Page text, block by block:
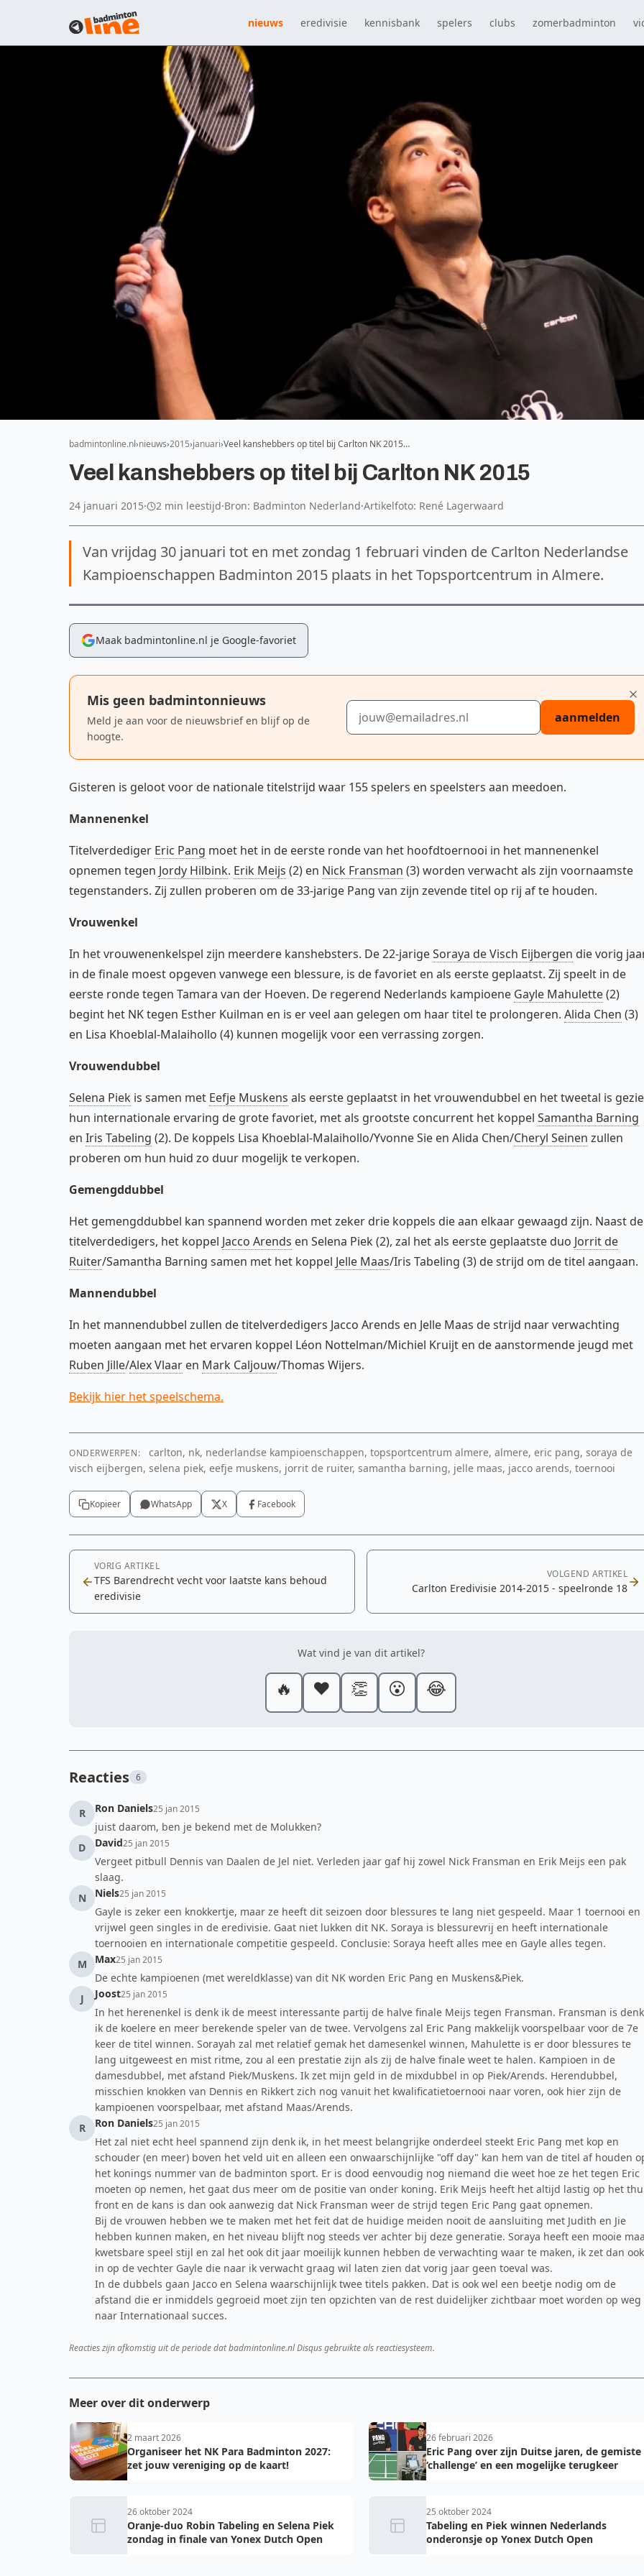
nieuws eredivisie kennisbank spelers clubs zomerbadminton
badmintonline.nl nieuws 2015 januari Veel kanshebbers op titel bij Carlton NK 2015…
Veel kanshebbers op titel bij Carlton NK 2015
24 januari 2015· 2 min leestijd·Bron: Badminton Nederland·Artikelfoto: René Lagerwaard
Van vrijdag 30 januari tot en met zondag 1 februari vinden de Carlton Nederlandse
Kampioenschappen Badminton 2015 plaats in het Topsportcentrum in Almere.
Maak badmintonline.nl je Google-favoriet
Mis geen badmintonnieuws
Meld je aan voor de nieuwsbrief en blijf op de
hoogte.
E-mailadres
aanmelden
Gisteren is geloot voor de nationale titelstrijd waar 155 spelers en speelsters aan meedoen.
Mannenenkel
Titelverdediger Eric Pang moet het in de eerste ronde van het hoofdtoernooi in het mannenenkel
opnemen tegen Jordy Hilbink. Erik Meijs (2) en Nick Fransman (3) worden verwacht als zijn voornaamste
tegenstanders. Zij zullen proberen om de 33-jarige Pang van zijn zevende titel op rij af te houden.
Vrouwenkel
In het vrouwenenkelspel zijn meerdere kanshebsters. De 22-jarigeSoraya de Visch Eijbergen die vorig
in de finale moest opgeven vanwege een blessure, is de favoriet en als eerste geplaatst. Zij speelt in de
eerste ronde tegen Tamara van der Hoeven. De regerend Nederlands kampioene Gayle Mahulette(2)
begint het NK tegen Esther Kuilman en is er veel aan gelegen om haar titel te prolongeren. Alida Chen (3)
en Lisa Khoeblal-Malaihollo (4) kunnen mogelijk voor een verrassing zorgen.
Vrouwendubbel
Selena Piek is samen met Eefje Muskens als eerste geplaatst in het vrouwendubbel en het tweetal is
hun internationale ervaring de grote favoriet, met als grootste concurrent het koppel Samantha Barning
en Iris Tabeling (2). De koppels Lisa Khoeblal-Malaihollo/Yvonne Sie en Alida Chen/Cheryl Seinen zullen
proberen om hun huid zo duur mogelijk te verkopen.
Gemengddubbel
Het gemengddubbel kan spannend worden met zeker drie koppels die aan elkaar gewaagd zijn. Naast de
titelverdedigers, het koppel Jacco Arends en Selena Piek (2), zal het als eerste geplaatste duo Jorrit de
Ruiter/Samantha Barning samen met het koppel Jelle Maas/Iris Tabeling (3) de strijd om de titel aangaan.
Mannendubbel
In het mannendubbel zullen de titelverdedigers Jacco Arends en Jelle Maas de strijd naar verwachting
moeten aangaan met het ervaren koppel Léon Nottelman/Michiel Kruijt en de aanstormende jeugd met
Ruben Jille/Alex Vlaar en Mark Caljouw/Thomas Wijers.
Bekijk hier het speelschema.
ONDERWERPEN:
carlton, nk, nederlandse kampioenschappen, topsportcentrum almere, almere, eric pang, soraya de
visch eijbergen, selena piek, eefje muskens, jorrit de ruiter, samantha barning, jelle maas, jacco arends, toernooi
Kopieer WhatsApp X Facebook
VORIG ARTIKEL
TFS Barendrecht vecht voor laatste kans behoud
eredivisie
VOLGEND ARTIKEL
Carlton Eredivisie 2014-2015 - speelronde 18
Wat vind je van dit artikel?
🔥 ❤️ 👏 😮 😂
Reacties 6
R Ron Daniels25 jan 2015
juist daarom, ben je bekend met de Molukken?
D
David25 jan 2015
Vergeet pitbull Dennis van Daalen de Jel niet. Verleden jaar gaf hij zowel Nick Fransman en Erik Meijs een pak
slaag.
N
Niels25 jan 2015
Gayle is zeker een knokkertje, maar ze heeft dit seizoen door blessures te lang niet gespeeld. Maar 1 toernooi en
vrijwel geen singles in de eredivisie. Gaat niet lukken dit NK. Soraya is blessurevrij en heeft internationale
toernooien en internationale competitie gespeeld. Conclusie: Soraya heeft alles mee en Gayle alles tegen.
M
Max25 jan 2015
De echte kampioenen (met wereldklasse) van dit NK worden Eric Pang en Muskens&Piek.
J
Joost25 jan 2015
In het herenenkel is denk ik de meest interessante partij de halve finale Meijs tegen Fransman. Fransman is denk
ik de koelere en meer berekende speler van de twee. Vervolgens zal Eric Pang makkelijk voorspelbaar voor de 7e
keer de titel winnen. Sorayah zal met relatief gemak het damesenkel winnen, Mahulette is er door blessures te
lang uitgeweest en mist ritme, zou al een prestatie zijn als zij de halve finale weet te halen. Kampioen in de
damesdubbel, met afstand Piek/Muskens. Ik zet mijn geld in de mixdubbel in op Piek/Arends. Herendubbel,
misschien knokken van Dennis en Rikkert zich nog vanuit het kwalificatietoernooi naar voren, ook hier zijn de
kampioenen voorspelbaar, met afstand Maas/Arends.
R
Ron Daniels25 jan 2015
Het zal niet echt heel spannend zijn denk ik, in het meest belangrijke onderdeel steekt Eric Pang met kop en
schouder (en meer) boven het veld uit en alleen een onwaarschijnlijke "off day" kan hem van de titel af houden
het konings nummer van de badminton sport. Er is dood eenvoudig nog niemand die weet hoe ze het tegen Eric
moeten op nemen, het gaat dus meer om de positie van onder koning. Erik Meijs heeft het altijd lastig op het
front en de kans is dan ook aanwezig dat Nick Fransman weer de strijd tegen Eric Pang gaat opnemen.
Bij de vrouwen hebben we te maken met het feit dat de huidige meiden nooit de aansluiting met Judith en Jie
hebben kunnen maken, en het niveau blijft nog steeds ver achter bij deze generatie. Soraya heeft een mooie
kwetsbare speel stijl en zal het ook dit jaar moeilijk kunnen hebben de verwachting waar te maken, ik zet dan ook
in op de vechter Gayle die naar ik verwacht graag wil laten zien dat vorig jaar geen toeval was.
In de dubbels gaan Jacco en Selena waarschijnlijk twee titels pakken. Dat is ook wel een beetje nodig om de
afstand die er inmiddels gegroeid moet zijn ten opzichten van de rest duidelijker zichtbaar moet worden op weg
naar Internationaal succes.
Reacties zijn afkomstig uit de periode dat badmintonline.nl Disqus gebruikte als reactiesysteem.
Meer over dit onderwerp
2 maart 2026
Organiseer het NK Para Badminton 2027:
zet jouw vereniging op de kaart!
26 februari 2026
Eric Pang over zijn Duitse jaren, de gemiste
‘challenge’ en een mogelijke terugkeer
26 oktober 2024
Oranje-duo Robin Tabeling en Selena Piek
zondag in finale van Yonex Dutch Open
25 oktober 2024
Tabeling en Piek winnen Nederlands
onderonsje op Yonex Dutch Open